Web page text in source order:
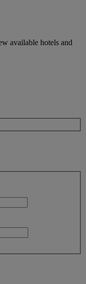
available hotels and